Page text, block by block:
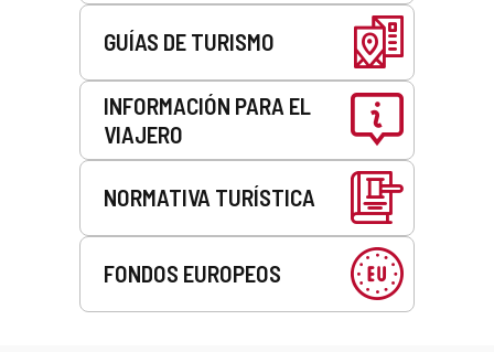
GUÍAS DE TURISMO
INFORMACIÓN PARA EL
VIAJERO
NORMATIVA TURÍSTICA
FONDOS EUROPEOS